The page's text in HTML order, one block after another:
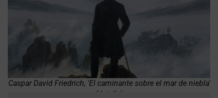
Caspar David Friedrich, 'El caminante sobre el mar de niebla'
(detalle)